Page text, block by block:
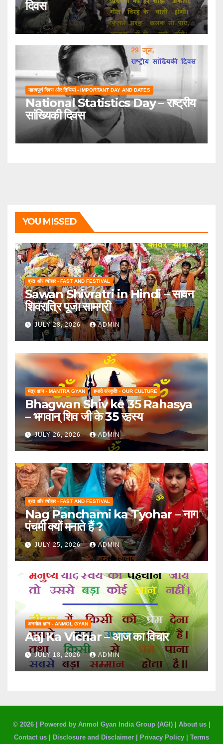
दिवस
महत्वपूर्ण दिवस और तिथियां - IMPORTANT DAY AND DATES
National Statistics Day – राष्ट्रीय
सांख्यिकी दिवस
YOU MISSED
व्रत और त्योहार - FAST AND FESTIVAL
Sawan Shivratri in Hindi – सावन
शिवरात्रि पूजा सामग्री
JULY 28, 2026 ADMIN
मंत्र ज्ञान - MANTRA GYAN हमारी संस्कृति - OUR CULTURE
Bhagwan Shiv ke 35 Rahasya
– भगवान् शिव जी के 35 रहस्य
JULY 26, 2026 ADMIN
व्रत और त्योहार - FAST AND FESTIVAL
Nag Panchami ka Tyohar – नाग
पंचमी क्यों मनाते हैं ?
JULY 25, 2026 ADMIN
अनमोल ज्ञान - ANMOL GYAN
Aaj Ka Vichar – आज का विचार
JULY 18, 2026 ADMIN
© 2026 | Powered by Anmol Gyan India Group (AGI)| About us|
Contact us
Disclosure and Disclaimer Privacy Policy Terms